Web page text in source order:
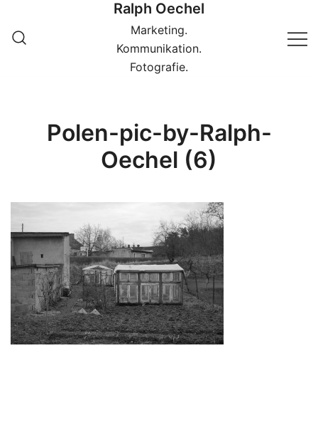
zum
Inhalt
Ralph Oechel
Marketing.
Kommunikation.
Fotografie.
Polen-pic-by-Ralph-
Oechel (6)